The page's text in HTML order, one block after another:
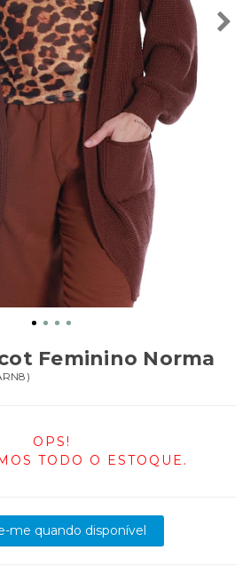
Feminino Norma
)
OPS!
TODO O ESTOQUE.
me quando disponível